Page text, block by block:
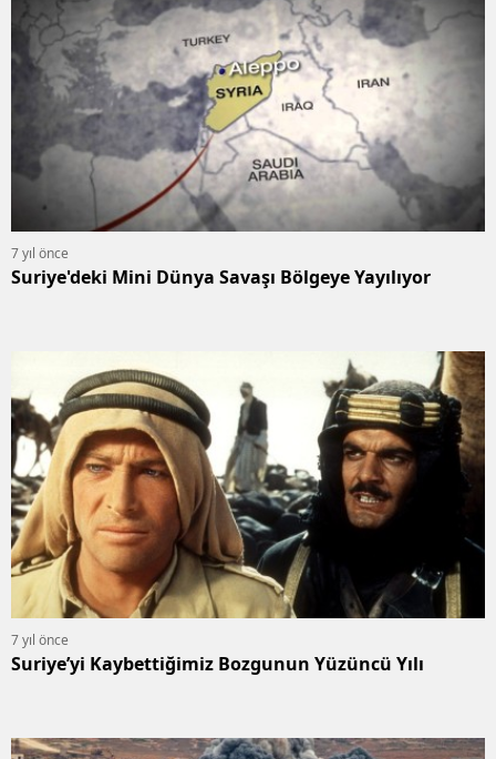
7 yıl önce
Suriye'deki Mini Dünya Savaşı Bölgeye Yayılıyor
7 yıl önce
Suriye’yi Kaybettiğimiz Bozgunun Yüzüncü Yılı